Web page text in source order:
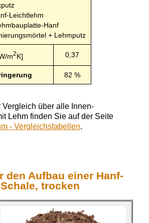
Leichtlehm
Hanf
+ Lehmputz
m2K] 0,37
82 %
Vergleich über alle Innen-
Lehm finden Sie auf der Seite
- Vergleichstabellen.
den Aufbau einer Hanf-
trocken